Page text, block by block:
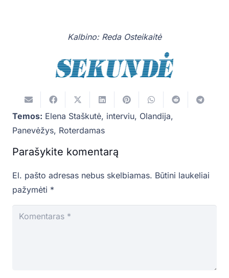
Kalbino: Reda Osteikaitė
Temos: Elena Staškutė, interviu, Olandija,
Panevėžys, Roterdamas
Parašykite komentarą
El. pašto adresas nebus skelbiamas. Būtini laukeliai
pažymėti *